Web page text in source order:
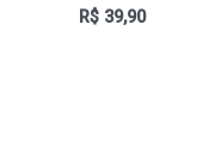
R$39,90